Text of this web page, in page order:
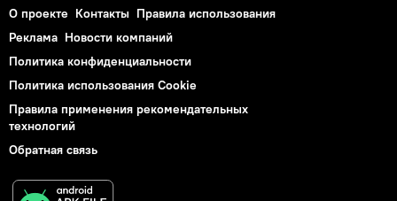
О проекте Контакты Правила использования
Реклама Новости компаний
Политика конфиденциальности
Политика использования Cookie
Правила применения рекомендательных
технологий
Обратная связь